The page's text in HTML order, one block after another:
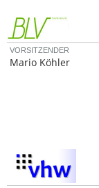
VORSITZENDER
Mario Köhler